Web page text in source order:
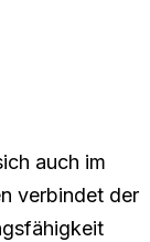
auch im
verbindet der